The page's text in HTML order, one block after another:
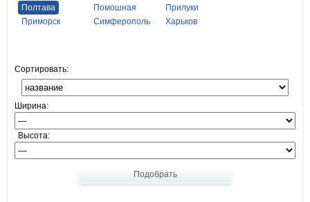
Полтава
Помошная
Прилуки
Приморск
Симферополь Харьков
Сортировать:
Ширина:
Высота:
Подобрать